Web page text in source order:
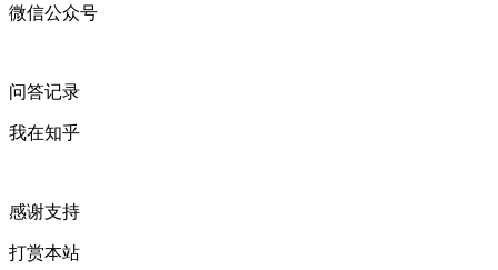
微信公众号
问答记录
我在知乎
感谢支持
打赏本站